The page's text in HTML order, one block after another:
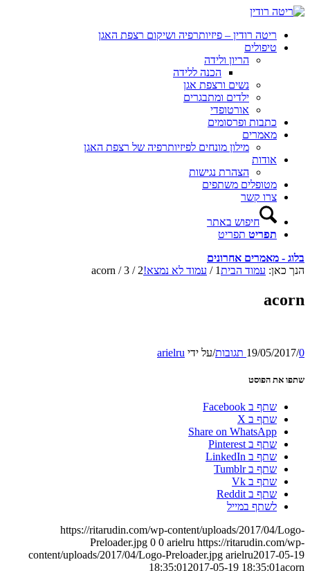
ריטה רודין – פיזיותרפיה ושיקום רצפת האגן
טיפולים
הריון ולידה
הכנה ללידה
נשים ורצפת אגן
ילדים ומתבגרים
אורטופדי
כתבות ופרסומים
מאמרים
מילון מונחים לפיזיותרפיה של רצפת האגן
אודות
הצהרת נגישות
מטופלים משתפים
צרו קשר
חיפוש באתר
תפריט תפריט
בלוג - מאמרים אחרונים
הנך כאן: עמוד הבית1
/ עמוד לא נמצא!2
/
3
/
acorn
acorn
19/05/2017/0 תגובות /על ידי arielru
שתפו את הפוסט
שתף ב Facebook
שתף ב X
Share on WhatsApp
שתף ב Pinterest
שתף ב LinkedIn
שתף ב Tumblr
שתף ב Vk
שתף ב Reddit
לשתף במייל
https://ritarudin.com/wp-content/uploads/2017/04/Logo-
Preloader.jpg 0 0 arielru https://ritarudin.com/wp-
content/uploads/2017/04/Logo-Preloader.jpg arielru2017-05-19
18:35:01 2017-05-19 18:35:01acorn